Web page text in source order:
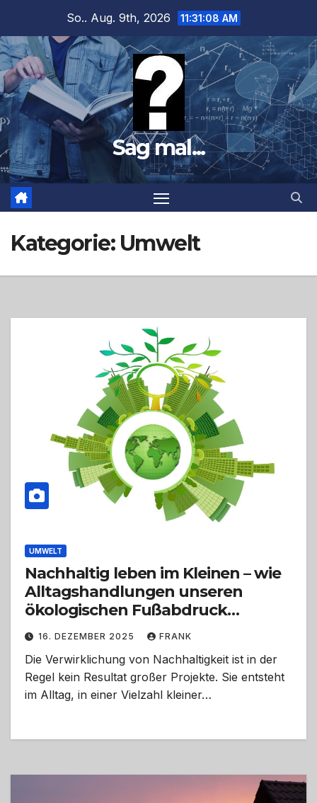
springen
So.. Aug. 9th, 2026 11:31:10 AM
Sag mal...
Kategorie: Umwelt
UMWELT
Nachhaltig leben im Kleinen – wie
Alltagshandlungen unseren
ökologischen Fußabdruck
verändern
16. DEZEMBER 2025 FRANK
Die Verwirklichung von Nachhaltigkeit ist in der
Regel kein Resultat großer Projekte. Sie entsteht
im Alltag, in einer Vielzahl kleiner…